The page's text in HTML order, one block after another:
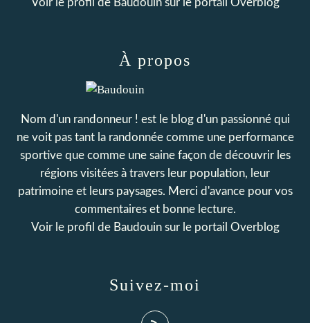
Voir le profil de Baudouinsur le portail Overblog
Suivez-moi
À propos
Nom d'un randonneur ! est le blog d'un passionné qui
ne voit pas tant la randonnée comme une performance
sportive que comme une saine façon de découvrir les
régions visitées à travers leur population, leur
patrimoine et leurs paysages. Merci d'avance pour vos
commentaires et bonne lecture.
Voir le profil de Baudouinsur le portail Overblog